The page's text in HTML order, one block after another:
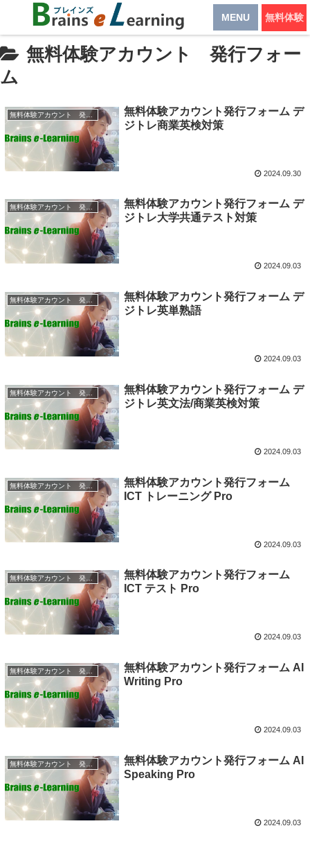
無料体験アカウント 発行フォー
ム
無料体験アカウント 発行フォーム
無料体験アカウント発行フォーム デ
ジトレ商業英検対策
2024.09.30
無料体験アカウント 発行フォーム
無料体験アカウント発行フォーム デ
ジトレ大学共通テスト対策
2024.09.03
無料体験アカウント 発行フォーム
無料体験アカウント発行フォーム デ
ジトレ英単熟語
2024.09.03
無料体験アカウント 発行フォーム
無料体験アカウント発行フォーム デ
ジトレ英文法/商業英検対策
2024.09.03
無料体験アカウント 発行フォーム
無料体験アカウント発行フォーム
ICT トレーニング Pro
2024.09.03
無料体験アカウント 発行フォーム
無料体験アカウント発行フォーム
ICT テスト Pro
2024.09.03
無料体験アカウント 発行フォーム
無料体験アカウント発行フォーム AI
Writing Pro
2024.09.03
無料体験アカウント 発行フォーム
無料体験アカウント発行フォーム AI
Speaking Pro
2024.09.03
MENU 無料体験